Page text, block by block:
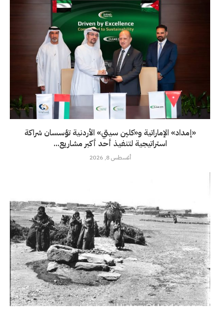
«إمداد» الإماراتية و«كلين سيتي» الأردنية تؤسسان شراكة
استراتيجية لتنفيذ أحد أكبر مشاريع...
أغسطس 8, 2026